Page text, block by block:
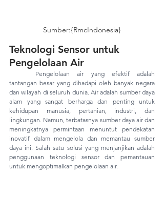
Sumber:{RmcIndonesia}
Teknologi Sensor untuk
Pengelolaan Air
Pengelolaan air yang efektif adalah
tantangan besar yang dihadapi oleh banyak negara
dan wilayah di seluruh dunia. Air adalah sumber daya
alam yang sangat berharga dan penting untuk
kehidupan manusia, pertanian, industri, dan
lingkungan. Namun, terbatasnya sumber daya air dan
meningkatnya permintaan menuntut pendekatan
inovatif dalam mengelola dan memantau sumber
daya ini. Salah satu solusi yang menjanjikan adalah
penggunaan teknologi sensor dan pemantauan
untuk mengoptimalkan pengelolaan air.